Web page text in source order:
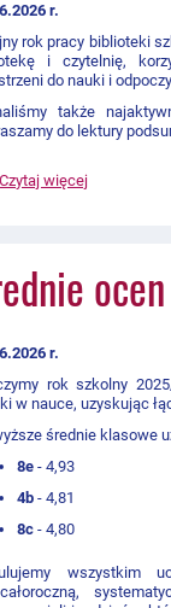
r.
rok pracy biblioteki
i czytelnię,
do nauki i
także
do lektury
Czytaj więcej
r.
rok szkolny
w nauce, uzyskując
średnie klasowe
8e - 4,93
4b- 4,81
8c- 4,80
wszystkim